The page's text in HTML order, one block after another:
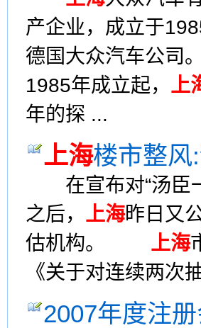
产企业，成立于
德国大众汽车公司
1985年成立起， 上
年的探 ...
上海楼市整风
在宣布对“汤臣一
之后， 上海昨日又
估机构。 上海
《关于对连续两次
2007年度注